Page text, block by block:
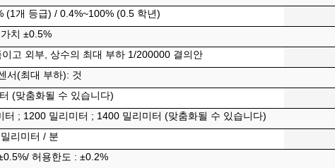
(1개 등급) / 0.4%~100% (0.5 학년)
치 ±0.5%
이고 외부, 상수의 최대 부하 1/200000 결의안
서(최대 부하): 것
(맞춤화될 수 있습니다)
터 ; 1200 밀리미터 ; 1400 밀리미터 (맞춤화될 수 있습니다)
리미터 / 분
허용한도 : ±0.2%